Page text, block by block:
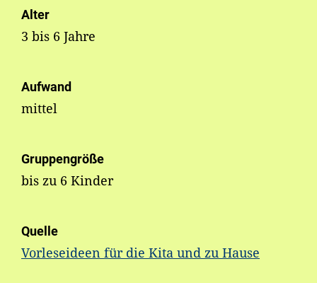
Alter
3 bis 6 Jahre
Aufwand
mittel
Gruppengröße
bis zu 6 Kinder
Quelle
Vorleseideen für die Kita und zu Hause